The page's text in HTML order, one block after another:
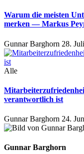
Warum die meisten
merken — Markus
Gunnar Barghorn 28.
Alle
verantwortlich ist
Gunnar Barghorn 24.
Gunnar Barghorn